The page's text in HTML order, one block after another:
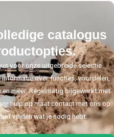
catalogus
voor onze uitgebreide selectie
over functies, voordelen,
meer. Regelmatig bijgewerkt met
hulp op maat contact met ons op
vinden wat je nodig hebt.